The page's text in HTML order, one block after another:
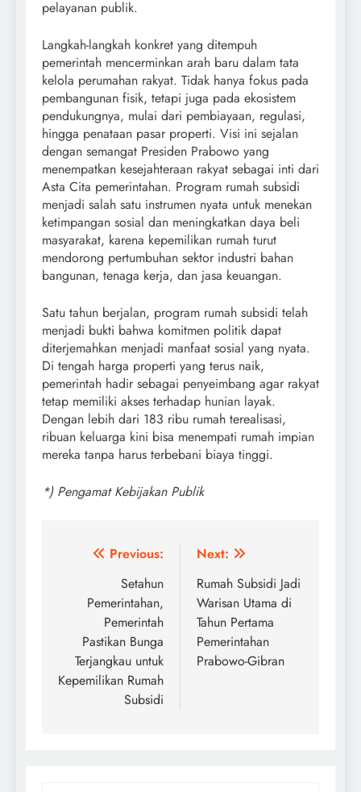
pelayanan publik.
Langkah-langkah konkret yang ditempuh
pemerintah mencerminkan arah baru dalam tata
kelola perumahan rakyat. Tidak hanya fokus pada
pembangunan fisik, tetapi juga pada ekosistem
pendukungnya, mulai dari pembiayaan, regulasi,
hingga penataan pasar properti. Visi ini sejalan
dengan semangat Presiden Prabowo yang
menempatkan kesejahteraan rakyat sebagai inti dari
Asta Cita pemerintahan. Program rumah subsidi
menjadi salah satu instrumen nyata untuk menekan
ketimpangan sosial dan meningkatkan daya beli
masyarakat, karena kepemilikan rumah turut
mendorong pertumbuhan sektor industri bahan
bangunan, tenaga kerja, dan jasa keuangan.
Satu tahun berjalan, program rumah subsidi telah
menjadi bukti bahwa komitmen politik dapat
diterjemahkan menjadi manfaat sosial yang nyata.
Di tengah harga properti yang terus naik,
pemerintah hadir sebagai penyeimbang agar rakyat
tetap memiliki akses terhadap hunian layak.
Dengan lebih dari 183 ribu rumah terealisasi,
ribuan keluarga kini bisa menempati rumah impian
mereka tanpa harus terbebani biaya tinggi.
*) Pengamat KebijakanPublik
Post
navigation
Previous:
Setahun
Pemerintahan,
Pemerintah
Pastikan Bunga
Terjangkau untuk
Kepemilikan Rumah
Subsidi
Next:
Rumah Subsidi Jadi
Warisan Utama di
Tahun Pertama
Pemerintahan
Prabowo-Gibran